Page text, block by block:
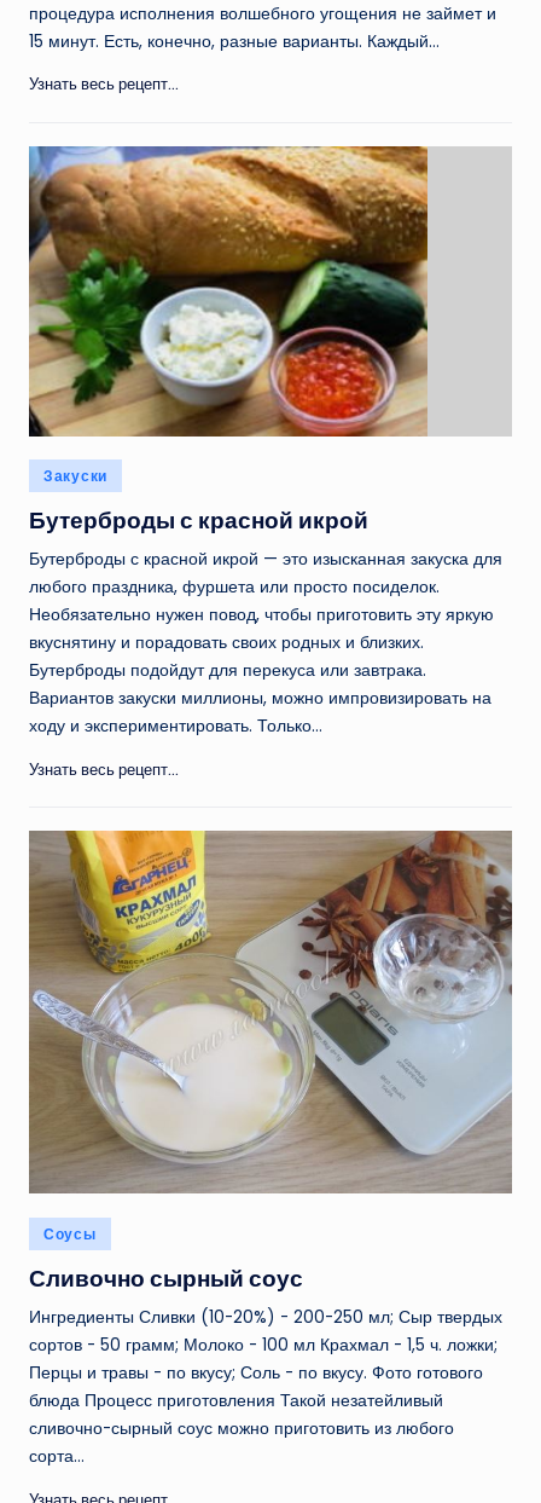
процедура исполнения волшебного угощения не займет и
15 минут. Есть, конечно, разные варианты. Каждый…
Узнать весь рецепт...
Опубликовано
в
Закуски
Бутерброды с красной икрой
Бутерброды с красной икрой — это изысканная закуска для
любого праздника, фуршета или просто посиделок.
Необязательно нужен повод, чтобы приготовить эту яркую
вкуснятину и порадовать своих родных и близких.
Бутерброды подойдут для перекуса или завтрака.
Вариантов закуски миллионы, можно импровизировать на
ходу и экспериментировать. Только…
Узнать весь рецепт...
Опубликовано
в
Соусы
Сливочно сырный соус
Ингредиенты Сливки (10-20%) - 200-250 мл; Сыр твердых
сортов - 50 грамм; Молоко - 100 мл Крахмал - 1,5 ч. ложки;
Перцы и травы - по вкусу; Соль - по вкусу. Фото готового
блюда Процесс приготовления Такой незатейливый
сливочно-сырный соус можно приготовить из любого
сорта…